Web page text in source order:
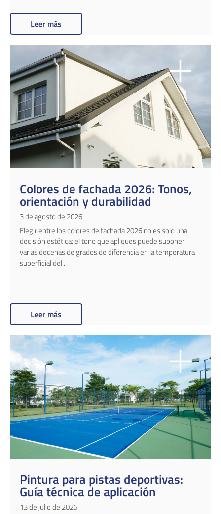
Leer más
Colores de fachada 2026: Tonos,
orientación y durabilidad
3 de agosto de 2026
Elegir entre los colores de fachada 2026 no es solo una
decisión estética: el tono que apliques puede suponer
varias decenas de grados de diferencia en la temperatura
superficial del...
Leer más
Pintura para pistas deportivas:
Guía técnica de aplicación
13 de julio de 2026